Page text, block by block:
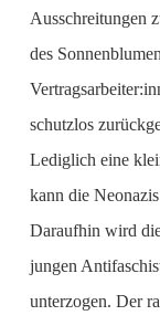
Ausschreitungen
des
schutzlos
Lediglich eine
kann die
Daraufhin wird
jungen
unterzogen. Der